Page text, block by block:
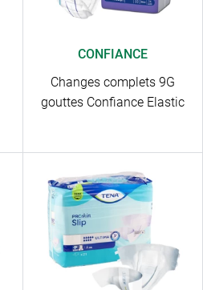
CONFIANCE
Changes complets 9G
gouttes Confiance Elastic